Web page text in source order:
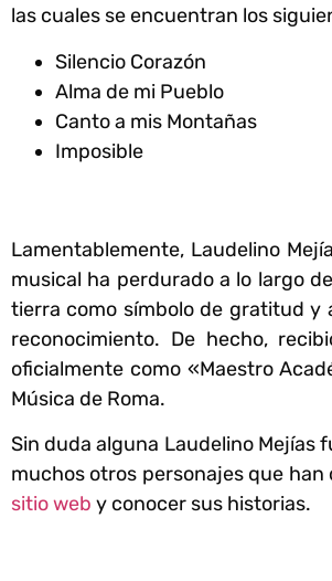
las cuales se encuentran los
Silencio Corazón
Alma de mi Pueblo
Canto a mis Montañas
Imposible
Lamentablemente, Laudelino
musical ha perdurado a lo largo
tierra como símbolo de gratitud y
reconocimiento. De hecho,
oficialmente como «Maestro
Música de Roma.
Sin duda alguna Laudelino Mejías
muchos otros personajes que
sitio web y conocer sus historias.